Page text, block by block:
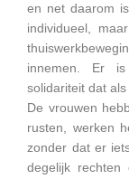
en net daarom
individueel,
innemen. Er
solidariteit dat
De vrouwen
rusten, werken
zonder dat er
degelijk rechten